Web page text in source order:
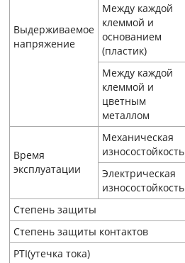
Выдерживаемое
напряжение
Между каждой
клеммой и
основанием
(пластик)
Между каждой
клеммой и
цветным
металлом
Время
эксплуатации
Механическая
износостойкость
Электрическая
износостойкость
Степень защиты
Степень защиты контактов
PTI(утечка тока)